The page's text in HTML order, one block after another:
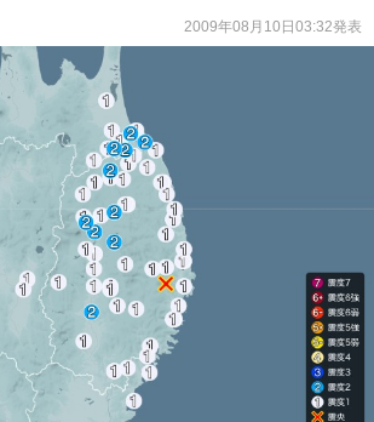
2009年08月10日03:32発表